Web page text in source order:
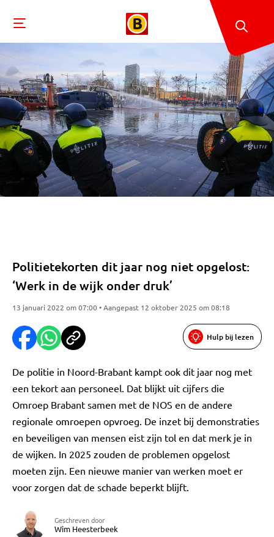
Politietekorten dit jaar nog niet opgelost:
‘Werk in de wijk onder druk’
13 januari 2022 om 07:00 • Aangepast 12 oktober 2025 om 08:18
Hulp bij lezen
De politie in Noord-Brabant kampt ook dit jaar nog met
een tekort aan personeel. Dat blijkt uit cijfers die
Omroep Brabant samen met de NOS en de andere
regionale omroepen opvroeg. De inzet bij demonstraties
en beveiligen van mensen eist zijn tol en dat merk je in
de wijken. In 2025 zouden de problemen opgelost
moeten zijn. Een nieuwe manier van werken moet er
voor zorgen dat de schade beperkt blijft.
Geschreven door
Wim Heesterbeek